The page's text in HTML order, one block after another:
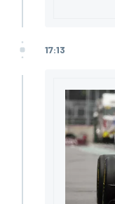
17:13